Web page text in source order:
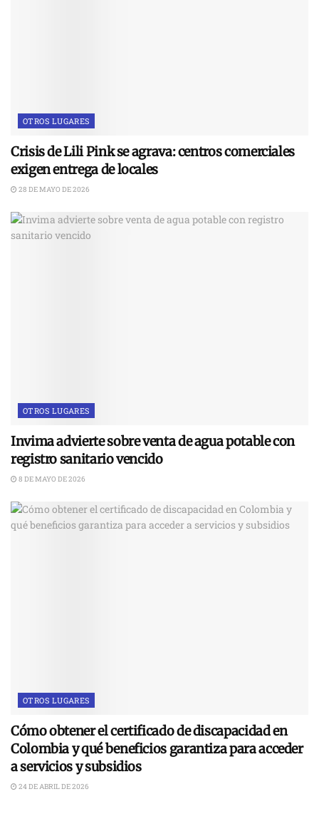
OTROS LUGARES
Crisis de Lili Pink se agrava: centros comerciales
exigen entrega de locales
28 DE MAYO DE 2026
OTROS LUGARES
Invima advierte sobre venta de agua potable con
registro sanitario vencido
8 DE MAYO DE 2026
OTROS LUGARES
Cómo obtener el certificado de discapacidad en
Colombia y qué beneficios garantiza para acceder
a servicios y subsidios
24 DE ABRIL DE 2026